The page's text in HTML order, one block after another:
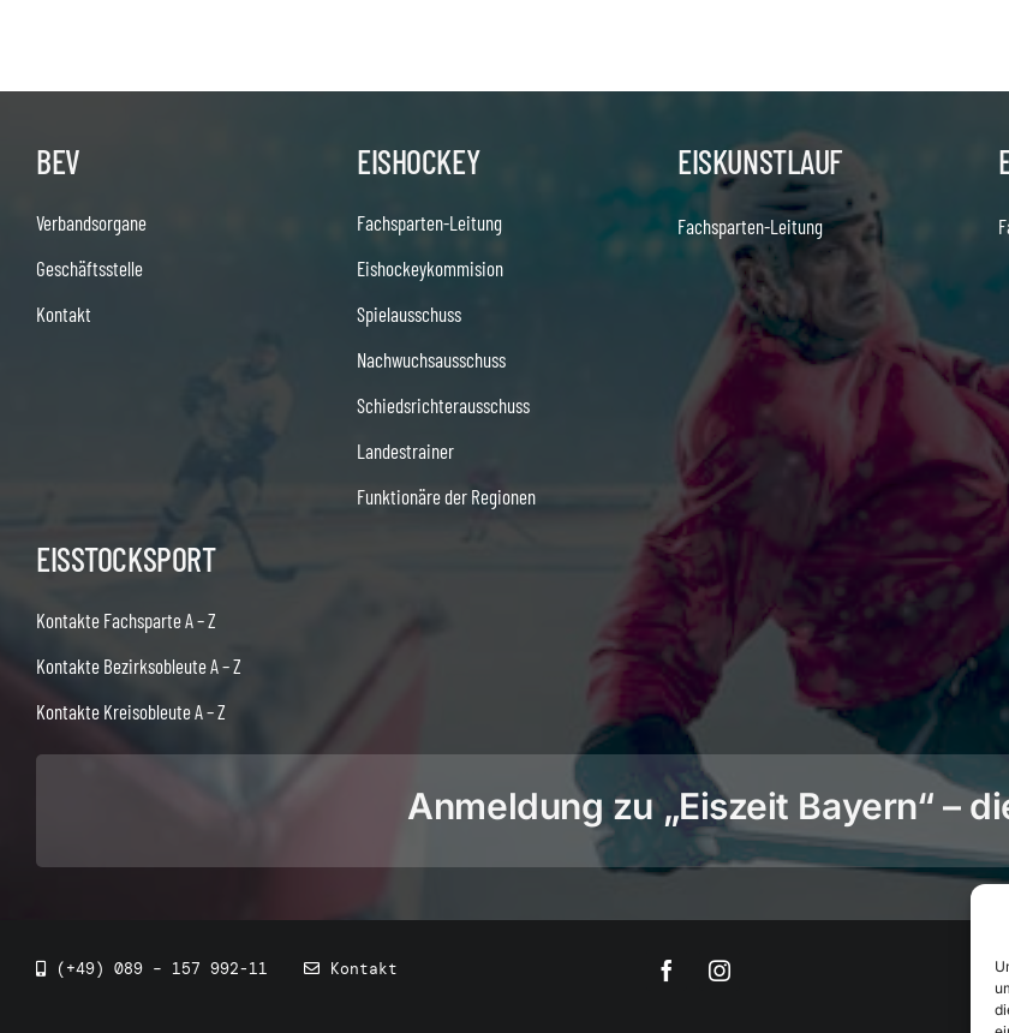
BEV
Verbandsorgane
Geschäftsstelle
Kontakt
EISHOCKEY
Fachsparten-Leitung
Eishockeykommision
Spielausschuss
Nachwuchsausschuss
Schiedsrichterausschuss
Landestrainer
Funktionäre der Regionen
EISKUNSTLAUF
Fachsparten-Leitung
EISSTOCKSPORT
Kontakte Fachsparte A – Z
Kontakte Bezirksobleute A – Z
Kontakte Kreisobleute A – Z
Anmeldung zu „Eiszeit Bayern“ –
(+49) 089 – 157 992-11 Kontakt